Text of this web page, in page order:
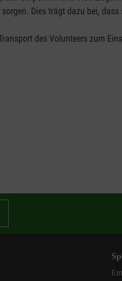
deutsche Volunteers, die im
auf ihre entsendende Malteser
Dies trägt dazu bei,
des Volunteers zum
sinnvoll sein, ein
Standort sollten Sie den
!